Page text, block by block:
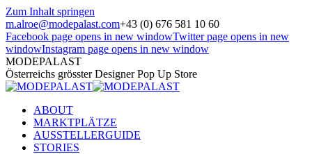
Zum Inhalt springen
m.alroe@modepalast.com+43 (0) 676 581 10 60
Facebook page opens in new windowTwitter page opens in new
windowInstagram page opens in new window
MODEPALAST
Österreichs grösster Designer Pop Up Store
ABOUT
MARKTPLÄTZE
AUSSTELLERGUIDE
STORIES